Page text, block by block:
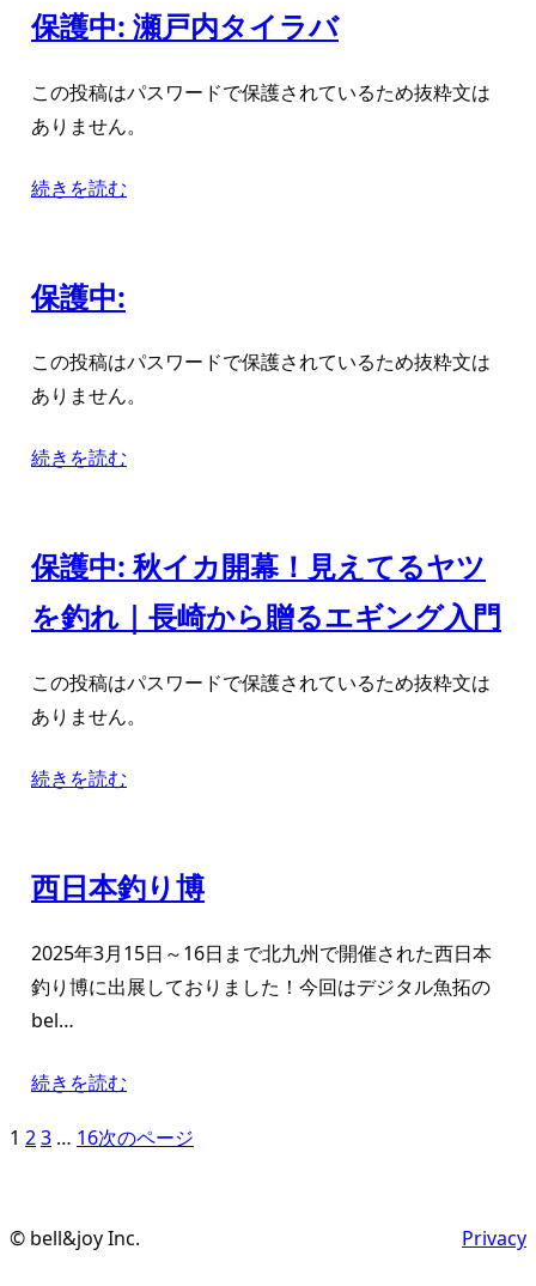
保護中: 瀬戸内タイラバ
この投稿はパスワードで保護されているため抜粋文は
ありません。
続きを読む
保護中:
この投稿はパスワードで保護されているため抜粋文は
ありません。
続きを読む
保護中: 秋イカ開幕！見えてるヤツ
を釣れ｜長崎から贈るエギング入門
この投稿はパスワードで保護されているため抜粋文は
ありません。
続きを読む
西日本釣り博
2025年3月15日～16日まで北九州で開催された西日本
釣り博に出展しておりました！今回はデジタル魚拓の
bel…
続きを読む
1 23 … 16次のページ
© bell&joy Inc. Privacy